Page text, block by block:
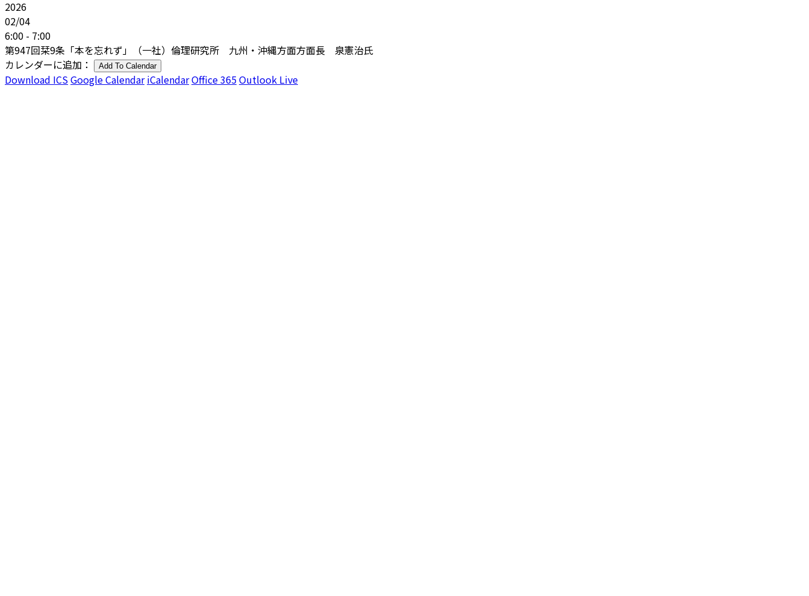
2026
02/04
6:00 - 7:00
第947回栞9条「本を忘れず」（一社）倫理研究所 九州・沖縄方面方面長 泉憲治氏
カレンダーに追加：
Add To Calendar
Download ICSGoogle Calendar iCalendarOffice 365Outlook Live